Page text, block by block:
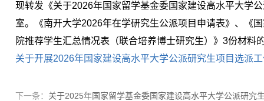
现转发《关于2026年国家留学基金委国家建设高水平大学
室。《南开大学2026年在学研究生公派项目申请表》、《
院推荐学生汇总情况表（联合培养博士研究生）》3份材料
关于开展2026年国家建设高水平大学公派研究生项目选派
下一条： 关于2025年国家留学基金委国家建设高水平大学公派研究